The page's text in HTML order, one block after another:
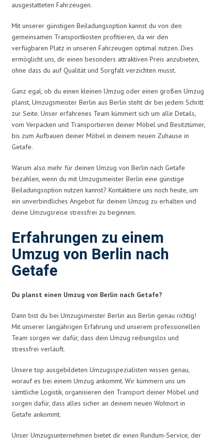
ausgestatteten Fahrzeugen.
Mit unserer günstigen Beiladungsoption kannst du von den
gemeinsamen Transportkosten profitieren, da wir den
verfügbaren Platz in unseren Fahrzeugen optimal nutzen. Dies
ermöglicht uns, dir einen besonders attraktiven Preis anzubieten,
ohne dass du auf Qualität und Sorgfalt verzichten musst.
Ganz egal, ob du einen kleinen Umzug oder einen großen Umzug
planst, Umzugsmeister Berlin aus Berlin steht dir bei jedem Schritt
zur Seite. Unser erfahrenes Team kümmert sich um alle Details,
vom Verpacken und Transportieren deiner Möbel und Besitztümer,
bis zum Aufbauen deiner Möbel in deinem neuen Zuhause in
Getafe.
Warum also mehr für deinen Umzug von Berlin nach Getafe
bezahlen, wenn du mit Umzugsmeister Berlin eine günstige
Beiladungsoption nutzen kannst? Kontaktiere uns noch heute, um
ein unverbindliches Angebot für deinen Umzug zu erhalten und
deine Umzugsreise stressfrei zu beginnen.
Erfahrungen zu einem
Umzug von Berlin nach
Getafe
Du planst einen Umzug von Berlin nach Getafe?
Dann bist du bei Umzugsmeister Berlin aus Berlin genau richtig!
Mit unserer langjährigen Erfahrung und unserem professionellen
Team sorgen wir dafür, dass dein Umzug reibungslos und
stressfrei verläuft.
Unsere top ausgebildeten Umzugsspezialisten wissen genau,
worauf es bei einem Umzug ankommt. Wir kümmern uns um
sämtliche Logistik, organisieren den Transport deiner Möbel und
sorgen dafür, dass alles sicher an deinem neuen Wohnort in
Getafe ankommt.
Unser Umzugsunternehmen bietet dir einen Rundum-Service, der